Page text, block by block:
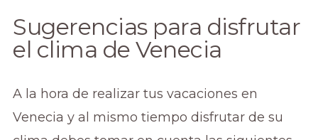
Sugerencias para disfrutar
el clima de Venecia
A la hora de realizar tus vacaciones en
Venecia y al mismo tiempo disfrutar de su